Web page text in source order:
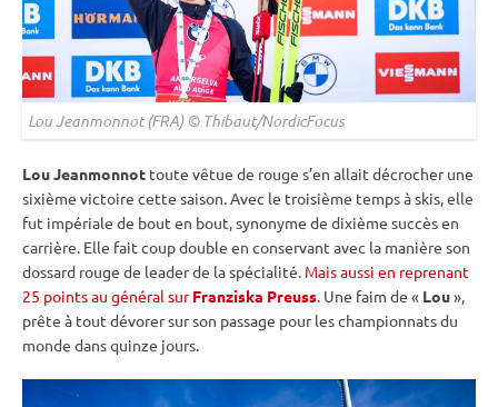
Lou Jeanmonnot (FRA) © Thibaut/NordicFocus
Lou Jeanmonnot toute vêtue de rouge s’en allait décrocher une
sixième victoire cette saison. Avec le troisième temps à skis, elle
fut impériale de bout en bout, synonyme de dixième succès en
carrière. Elle fait coup double en conservant avec la manière son
dossard rouge de leader de la spécialité. Mais aussi en reprenant
25 points au général surFranziska Preuss . Une faim de « Lou»,
prête à tout dévorer sur son passage pour leschampionnats du
monde dans quinze jours.